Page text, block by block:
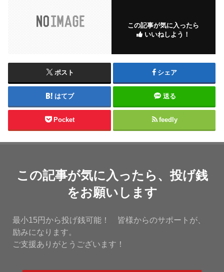
この記事が気に入ったら
いいねしよう！
ポスト シェア
はてブ 送る
Pocket feedly
この記事が気に入ったら、投げ銭
をお願いします
最小15円から投げ銭可能！ 皆様からのサポートが、
励みになります。
ご支援ありがとうございます！